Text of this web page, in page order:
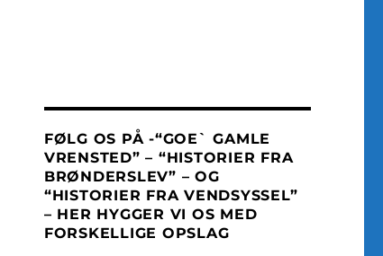
FØLG OS PÅ -“GOE` GAMLE
VRENSTED” – “HISTORIER FRA
BRØNDERSLEV” – OG
“HISTORIER FRA VENDSYSSEL”
– HER HYGGER VI OS MED
FORSKELLIGE OPSLAG